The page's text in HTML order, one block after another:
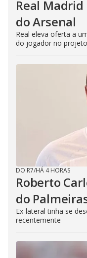
Real
do Arsenal
Real eleva oferta a
do jogador no
DO R7/HÁ 4 HORAS
Roberto
do
Ex-lateral tinha se
recentemente